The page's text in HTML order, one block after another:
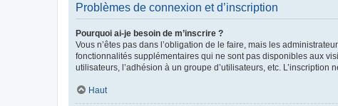
Problèmes de connexion et d’inscription
Pourquoi ai-je besoin de m’inscrire ?
Vous n’êtes pas dans l’obligation de le faire, mais les
fonctionnalités supplémentaires qui ne sont pas disponibles aux
utilisateurs, l’adhésion à un groupe d’utilisateurs, etc. L’inscription
Haut